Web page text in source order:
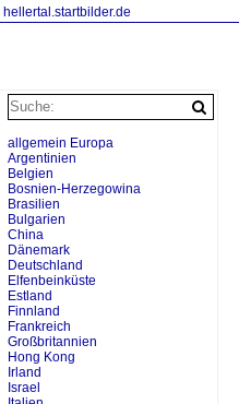
hellertal.startbilder.de
allgemein Europa
Argentinien
Belgien
Bosnien-Herzegowina
Brasilien
Bulgarien
China
Dänemark
Deutschland
Elfenbeinküste
Estland
Finnland
Frankreich
Großbritannien
Hong Kong
Irland
Israel